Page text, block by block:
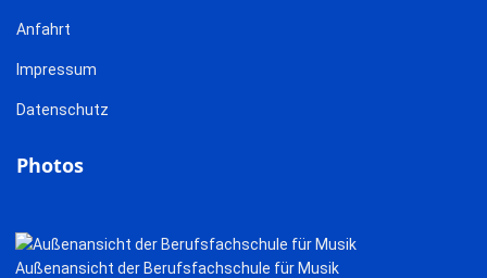
Anfahrt
Impressum
Datenschutz
Photos
Außenansicht der Berufsfachschule für Musik